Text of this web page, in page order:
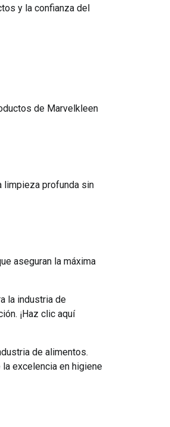
y la confianza del
de Marvelkleen
limpieza profunda sin
aseguran la máxima
la industria de
¡Haz clic aquí
de alimentos.
excelencia en higiene